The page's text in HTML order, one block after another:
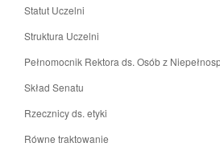
Statut Uczelni
Struktura Uczelni
Pełnomocnik Rektora ds. Osób z
Skład Senatu
Rzecznicy ds. etyki
Równe traktowanie